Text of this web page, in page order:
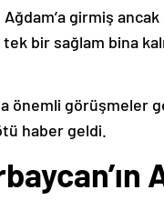
girmiş
tek bir sağlam bina
önemli görüşmeler
haber geldi.